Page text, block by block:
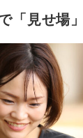
「見せ場